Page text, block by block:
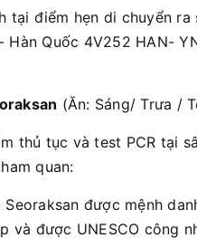
tại điểm hẹn di chuyển ra
Quốc 4V252 HAN-
(Ăn: Sáng/ Trưa /
thủ tục và test PCR tại
quan:
được mệnh
và được UNESCO công